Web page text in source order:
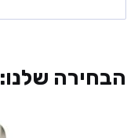
הבחירה שלנו: GROW & GLOW